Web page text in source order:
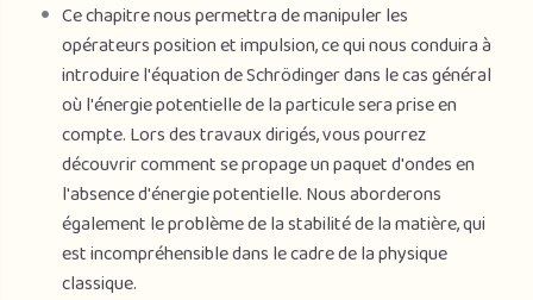
Ce chapitre nous permettra de manipuler les
opérateurs position et impulsion, ce qui nous conduira à
introduire l'équation de Schrödinger dans le cas général
où l'énergie potentielle de la particule sera prise en
compte. Lors des travaux dirigés, vous pourrez
découvrir comment se propage un paquet d'ondes en
l'absence d'énergie potentielle. Nous aborderons
également le problème de la stabilité de la matière, qui
est incompréhensible dans le cadre de la physique
classique.